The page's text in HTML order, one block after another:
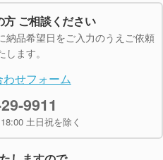
ご相談ください
納品希望日をご入力のうえご依頼
ます。
せフォーム
9911
土日祝を除く